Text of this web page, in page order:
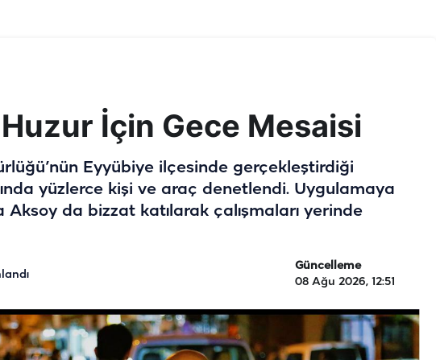
Huzur İçin Gece Mesaisi
Eyyübiye ilçesinde gerçekleştirdiği
yüzlerce kişi ve araç denetlendi. Uygulamaya
Aksoy da bizzat katılarak çalışmaları yerinde
Güncelleme
08 Ağu 2026, 12:51